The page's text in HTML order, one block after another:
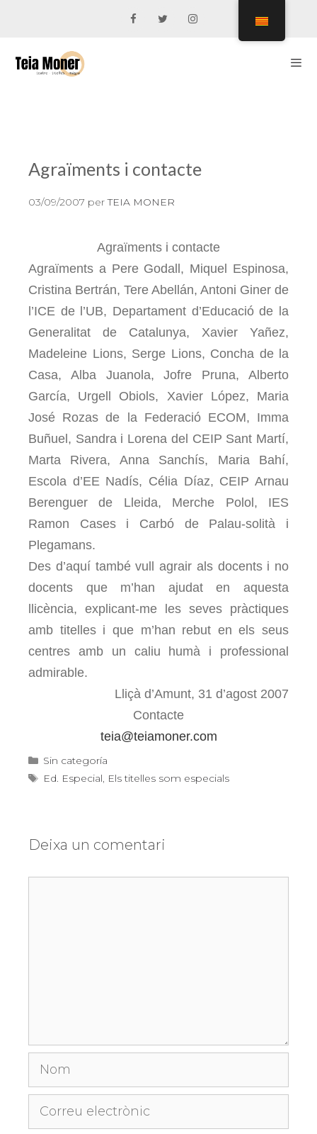
contingut
Agraïments i contacte
03/09/2007 perTEIA MONER
Agraïments i contacte
Agraïments a Pere Godall, Miquel Espinosa,
Cristina Bertrán, Tere Abellán, Antoni Giner de
l’ICE de l’UB, Departament d’Educació de la
Generalitat de Catalunya, Xavier Yañez,
Madeleine Lions, Serge Lions, Concha de la
Casa, Alba Juanola, Jofre Pruna, Alberto
García, Urgell Obiols, Xavier López, Maria
José Rozas de la Federació ECOM, Imma
Buñuel, Sandra i Lorena del CEIP Sant Martí,
Marta Rivera, Anna Sanchís, Maria Bahí,
Escola d’EE Nadís, Célia Díaz, CEIP Arnau
Berenguer de Lleida, Merche Polol, IES
Ramon Cases i Carbó de Palau-solità i
Plegamans.
Des d’aquí també vull agrair als docents i no
docents que m’han ajudat en aquesta
llicència, explicant-me les seves pràctiques
amb titelles i que m’han rebut en els seus
centres amb un caliu humà i professional
admirable.
Lliçà d’Amunt, 31 d’agost 2007
Contacte
teia@teiamoner.com
Categories
Sin categoría
Etiquetes
Ed. Especial, Els titelles som especials
Deixa un comentari
Nom
Correu
electrònic